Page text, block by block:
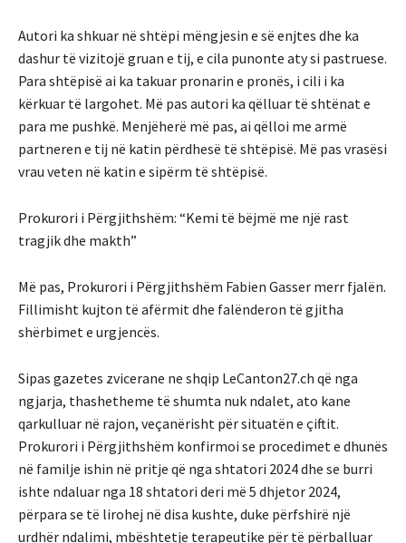
Autori ka shkuar në shtëpi mëngjesin e së enjtes dhe ka
dashur të vizitojë gruan e tij, e cila punonte aty si pastruese.
Para shtëpisë ai ka takuar pronarin e pronës, i cili i ka
kërkuar të largohet. Më pas autori ka qëlluar të shtënat e
para me pushkë. Menjëherë më pas, ai qëlloi me armë
partneren e tij në katin përdhesë të shtëpisë. Më pas vrasësi
vrau veten në katin e sipërm të shtëpisë.
Prokurori i Përgjithshëm: “Kemi të bëjmë me një rast
tragjik dhe makth”
Më pas, Prokurori i Përgjithshëm Fabien Gasser merr fjalën.
Fillimisht kujton të afërmit dhe falënderon të gjitha
shërbimet e urgjencës.
Sipas gazetes zvicerane ne shqip LeCanton27.ch që nga
ngjarja, thashetheme të shumta nuk ndalet, ato kane
qarkulluar në rajon, veçanërisht për situatën e çiftit.
Prokurori i Përgjithshëm konfirmoi se procedimet e dhunës
në familje ishin në pritje që nga shtatori 2024 dhe se burri
ishte ndaluar nga 18 shtatori deri më 5 dhjetor 2024,
përpara se të lirohej në disa kushte, duke përfshirë një
urdhër ndalimi, mbështetje terapeutike për të përballuar